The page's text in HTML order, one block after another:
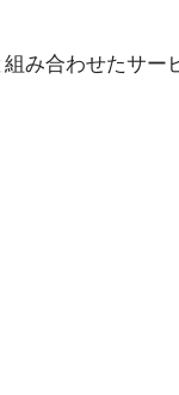
み合わせたサー